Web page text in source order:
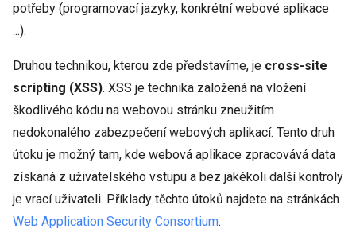
potřeby (programovací jazyky, konkrétní webové aplikace
...).
Druhou technikou, kterou zde představíme, je cross-site
scripting (XSS). XSS je technika založená na vložení
škodlivého kódu na webovou stránku zneužitím
nedokonalého zabezpečení webových aplikací. Tento druh
útoku je možný tam, kde webová aplikace zpracovává data
získaná z uživatelského vstupu a bez jakékoli další kontroly
je vrací uživateli. Příklady těchto útoků najdete na stránkách
Web Application Security Consortium.